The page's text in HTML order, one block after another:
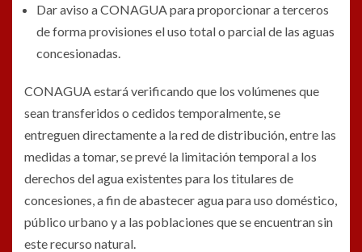
Dar aviso a CONAGUA para proporcionar a terceros
de forma provisiones el uso total o parcial de las aguas
concesionadas.
CONAGUA estará verificando que los volúmenes que
sean transferidos o cedidos temporalmente, se
entreguen directamente a la red de distribución, entre las
medidas a tomar, se prevé la limitación temporal a los
derechos del agua existentes para los titulares de
concesiones, a fin de abastecer agua para uso doméstico,
público urbano y a las poblaciones que se encuentran sin
este recurso natural.